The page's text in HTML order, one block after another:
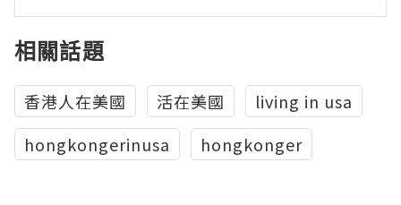
相關話題
香港人在美國 活在美國
living in usa
hongkongerinusa
hongkonger